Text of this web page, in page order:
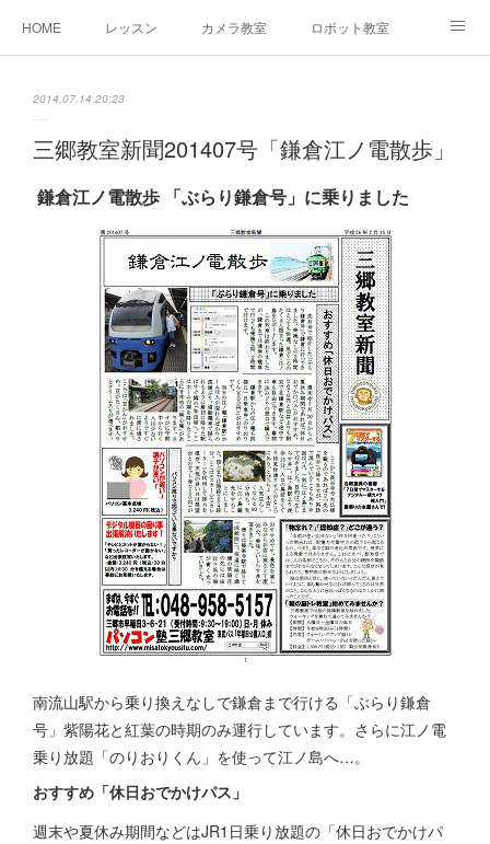
HOME レッスン カメラ教室 ロボット教室
2014.07.14 20:23
三郷教室新聞201407号「鎌倉江ノ電散歩」
鎌倉江ノ電散歩 「ぶらり鎌倉号」に乗りました
南流山駅から乗り換えなしで鎌倉まで行ける「ぶらり鎌倉
号」紫陽花と紅葉の時期のみ運行しています。さらに江ノ電
乗り放題「のりおりくん」を使って江ノ島へ…。
おすすめ「休日おでかけパス」
週末や夏休み期間などはJR1日乗り放題の「休日おでかけパ